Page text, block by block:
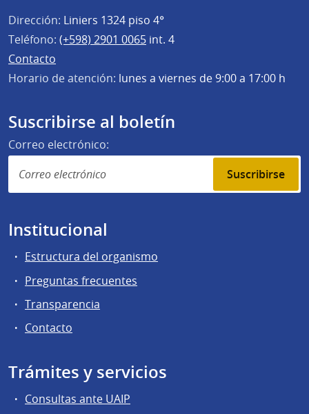
Dirección: Liniers 1324 piso 4°
Teléfono: (+598) 2901 0065 int. 4
Contacto
Horario de atención: lunes a viernes de 9:00 a 17:00 h
Suscribirse al boletín
Correo electrónico:
Suscribirse
Institucional
Estructura del organismo
Preguntas frecuentes
Transparencia
Contacto
Trámites y servicios
Consultas ante UAIP